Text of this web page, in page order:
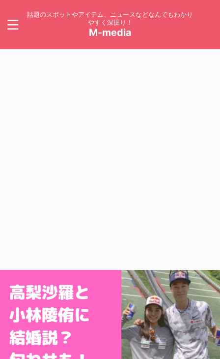
話題のスポットやアイテム、ニュースなどなんでもわかり
やすく深掘り！
M-media